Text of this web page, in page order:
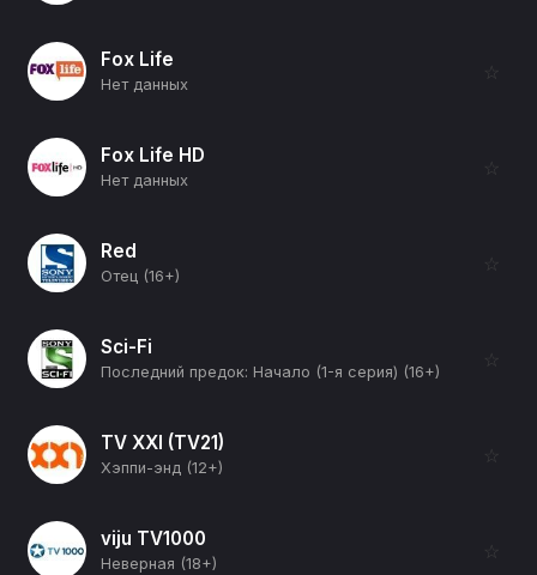
Fox Life
Нет данных
☆
Fox Life HD
Нет данных
☆
Red
Отец (16+)
☆
Sci-Fi
Последний предок: Начало (1-я серия) (16+)
☆
TV XXI (TV21)
Хэппи-энд (12+)
☆
viju TV1000
Неверная (18+)
☆